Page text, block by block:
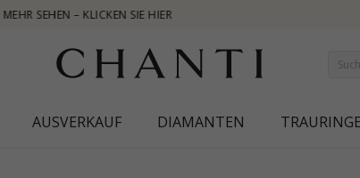
AUSVERKAUF DIAMANTEN TRAURINGE